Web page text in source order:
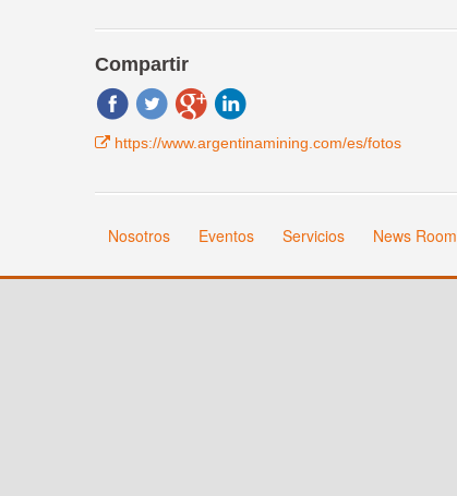
Compartir
https://www.argentinamining.com/es/fotos
Nosotros Eventos Servicios News Room